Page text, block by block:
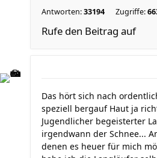
Antworten:33194 Zugriffe:
Rufe den Beitrag auf
Das hört sich nach
speziell bergauf Haut ja
Jugendlicher begeisterter
irgendwann der Schnee...
denen es heuer für mich